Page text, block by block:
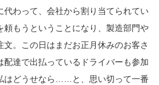
代わって、会社から割り当てられてい
頼もうということになり、製造部門や
。この日はまだお正月休みのお客さ
配達で出払っているドライバーも参加
はどうせなら……と、思い切って一番